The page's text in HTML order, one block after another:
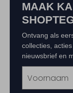
MAAK
Ontvang als
collecties,
nieuwsbrief en